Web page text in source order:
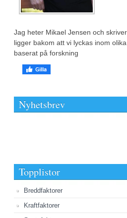
Jag heter Mikael Jensen och
ligger bakom att vi lyckas inom
baserat på forskning
Nyhetsbrev
Topplistor
Breddfaktorer
Kraftfaktorer